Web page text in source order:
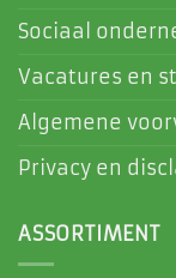
Sociaal
Vacatures en
Algemene
Privacy en
ASSORTIMENT